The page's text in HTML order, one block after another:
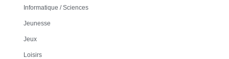
Informatique / Sciences
Jeunesse
Jeux
Loisirs